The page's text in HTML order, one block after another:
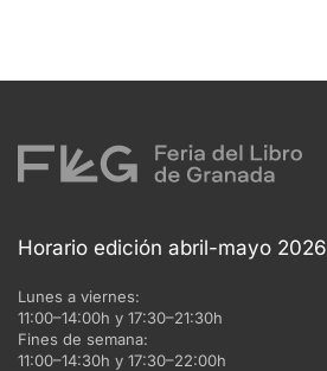
Horario edición abril-mayo 2026
Lunes a viernes:
11:00–14:00h y 17:30–21:30h
Fines de semana:
11:00–14:30h y 17:30–22:00h